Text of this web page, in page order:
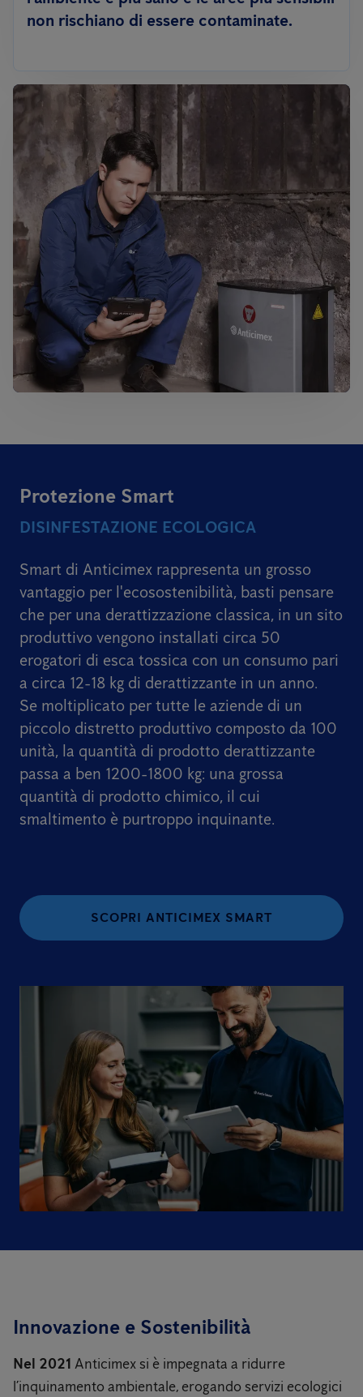
non rischiano di essere contaminate.
Protezione Smart
DISINFESTAZIONE ECOLOGICA
Smart di Anticimex rappresenta un grosso
vantaggio per l'ecosostenibilità, basti pensare
che per una derattizzazione classica, in un sito
produttivo vengono installati circa 50
erogatori di esca tossica con un consumo pari
a circa 12-18 kg di derattizzante in un anno.
Se moltiplicato per tutte le aziende di un
piccolo distretto produttivo composto da 100
unità, la quantità di prodotto derattizzante
passa a ben 1200-1800 kg: una grossa
quantità di prodotto chimico, il cui
smaltimento è purtroppo inquinante.
SCOPRI ANTICIMEX SMART
Innovazione e Sostenibilità
Nel 2021 Anticimex si è impegnata a ridurre
l’inquinamento ambientale, erogando servizi ecologici